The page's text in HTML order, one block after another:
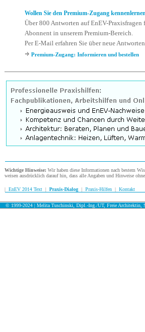
Wollen Sie den Premium-Zugang
Über 800 Antworten auf EnEV-Praxisfragen
Abonnent in unserem Premium-Bereich.
Per E-Mail erfahren Sie über neue
Premium-Zugang: Informieren und bestellen
Wichtige Hinweise: Wir haben diese Informationen nach bestem
weisen ausdrücklich darauf hin, dass alle Angaben und Hinweise
| EnEV 2014 Text | Praxis-Dialog | Praxis-Hilfen | Kontakt
© 1999-2024 | Melita Tuschinski, Dipl.-Ing./UT, Freie Architektin,